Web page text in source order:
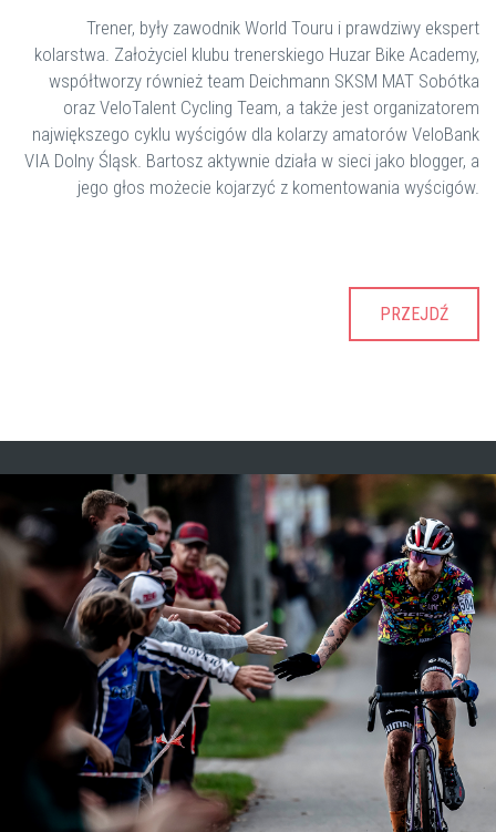
Trener, były zawodnik World Touru i prawdziwy ekspert
kolarstwa. Założyciel klubu trenerskiego Huzar Bike Academy,
współtworzy również team Deichmann SKSM MAT Sobótka
oraz VeloTalent Cycling Team, a także jest organizatorem
największego cyklu wyścigów dla kolarzy amatorów VeloBank
VIA Dolny Śląsk. Bartosz aktywnie działa w sieci jako blogger, a
jego głos możecie kojarzyć z komentowania wyścigów.
PRZEJDŹ